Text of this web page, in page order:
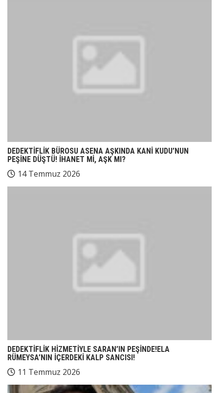
DEDEKTİFLİK BÜROSU ASENA AŞKINDA KANİ KUDU’NUN
PEŞİNE DÜŞTÜ! İHANET Mİ, AŞK MI?
14 Temmuz 2026
DEDEKTİFLİK HİZMETİYLE SARAN’IN PEŞİNDE!ELA
RÜMEYSA’NIN İÇERDEKİ KALP SANCISI!
11 Temmuz 2026